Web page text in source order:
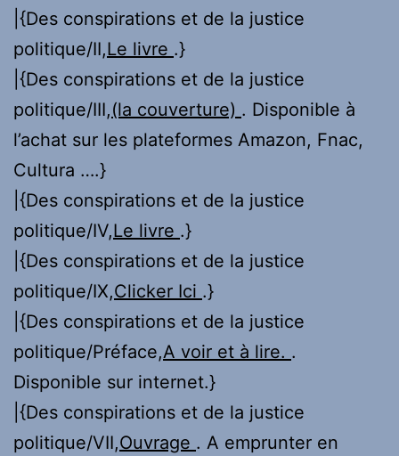
|{Des conspirations et de la justice
politique/II,Le livre .}
|{Des conspirations et de la justice
politique/III,(la couverture) . Disponible à
l’achat sur les plateformes Amazon, Fnac,
Cultura ….}
|{Des conspirations et de la justice
politique/IV,Le livre .}
|{Des conspirations et de la justice
politique/IX,Clicker Ici .}
|{Des conspirations et de la justice
politique/Préface,A voir et à lire. .
Disponible sur internet.}
|{Des conspirations et de la justice
politique/VII,Ouvrage . A emprunter en